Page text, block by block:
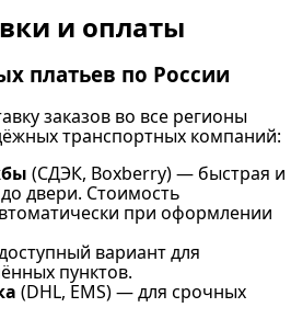
и оплаты
платьев по России
заказов во все регионы
транспортных компаний:
(СДЭК, Boxberry) — быстрая и
двери. Стоимость
при оформлении
вариант для
пунктов.
(DHL, EMS) — для срочных